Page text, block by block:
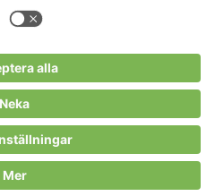
Tjänster
Välkommen till Portalen!
Förbund 2026